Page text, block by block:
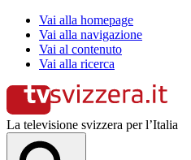
Vai alla homepage
Vai alla navigazione
Vai al contenuto
Vai alla ricerca
La televisione svizzera per l’Italia